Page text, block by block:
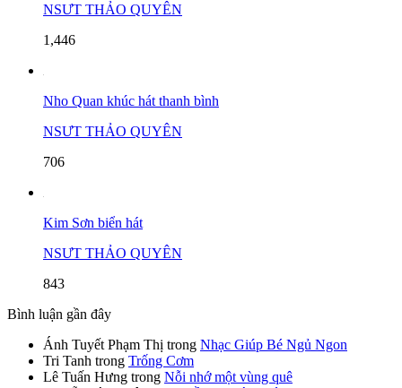
NSƯT THẢO QUYÊN
1,446
Nho Quan khúc hát thanh bình
NSƯT THẢO QUYÊN
706
Kim Sơn biển hát
NSƯT THẢO QUYÊN
843
Bình luận gần đây
Ánh Tuyết Phạm Thị trong Nhạc Giúp Bé Ngủ Ngon
Tri Tanh trong Trống Cơm
Lê Tuấn Hưng trong Nỗi nhớ một vùng quê